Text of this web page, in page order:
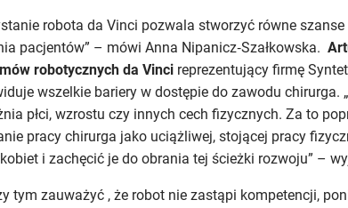
robota da Vinci pozwala stworzyć równe
pacjentów” – mówi Anna Nipanicz‑Szałkowska.
robotycznych da Vinci reprezentujący firmę
wszelkie bariery w dostępie do zawodu chirurga.
płci, wzrostu czy innych cech fizycznych. Za to
pracy chirurga jako uciążliwej, stojącej pracy
i zachęcić je do obrania tej ścieżki rozwoju” –
tym zauważyć , że robot nie zastąpi kompetencji,